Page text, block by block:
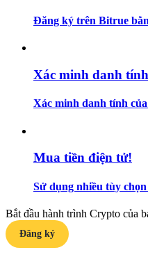
Thông tin
Phân tích dữ liệu lớn bao
Hướng dẫn
Đăng ký trên Bitrue
Xác minh danh
Xác minh danh tính
Mua tiền điện tử!
Sử dụng nhiều tùy
Bắt đầu hành trình Crypto của
Đăng ký